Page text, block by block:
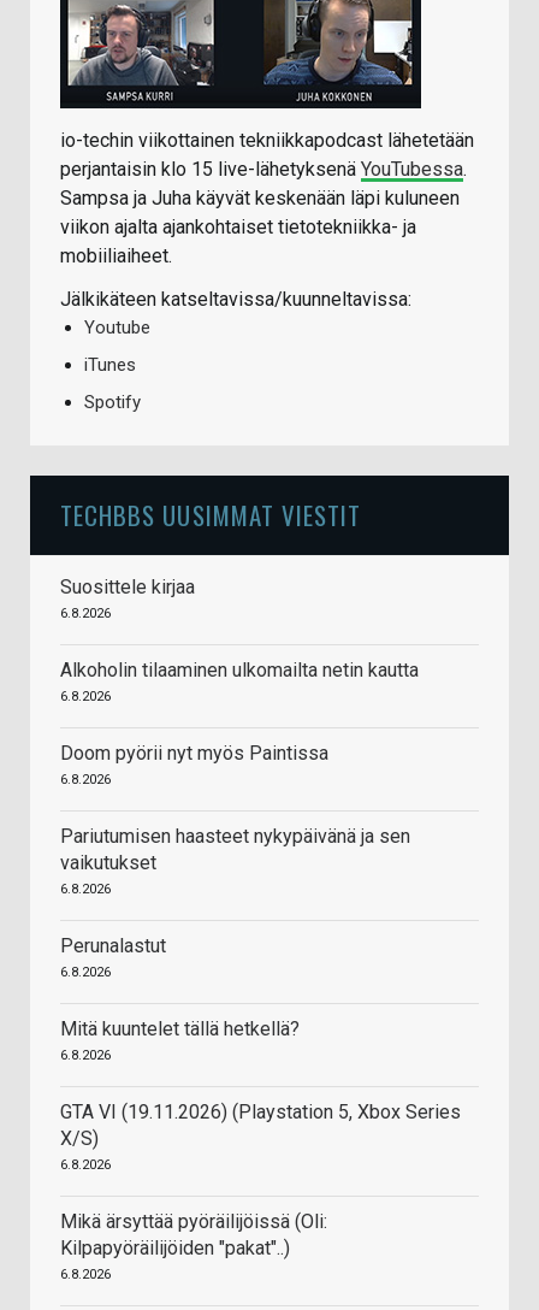
io-techin viikottainen tekniikkapodcast lähetetään
perjantaisin klo 15 live-lähetyksenä YouTubessa.
Sampsa ja Juha käyvät keskenään läpi kuluneen
viikon ajalta ajankohtaiset tietotekniikka- ja
mobiiliaiheet.
Jälkikäteen katseltavissa/kuunneltavissa:
Youtube
iTunes
Spotify
TECHBBS UUSIMMAT VIESTIT
Suosittele kirjaa
6.8.2026
Alkoholin tilaaminen ulkomailta netin kautta
6.8.2026
Doom pyörii nyt myös Paintissa
6.8.2026
Pariutumisen haasteet nykypäivänä ja sen
vaikutukset
6.8.2026
Perunalastut
6.8.2026
Mitä kuuntelet tällä hetkellä?
6.8.2026
GTA VI (19.11.2026) (Playstation 5, Xbox Series
X/S)
6.8.2026
Mikä ärsyttää pyöräilijöissä (Oli:
Kilpapyöräilijöiden "pakat"..)
6.8.2026